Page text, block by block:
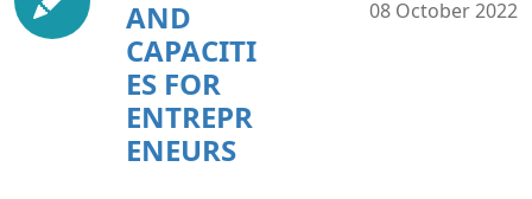
AND
CAPACITI
ES FOR
ENTREPR
ENEURS
08 October 2022